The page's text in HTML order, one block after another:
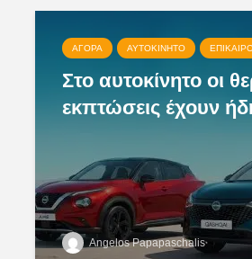
ΑΓΟΡΆ ΑΥΤΟΚΊΝΗΤΟ
Στο αυτοκίνητο οι
εκπτώσεις έχουν
Angelos Papapaschalis